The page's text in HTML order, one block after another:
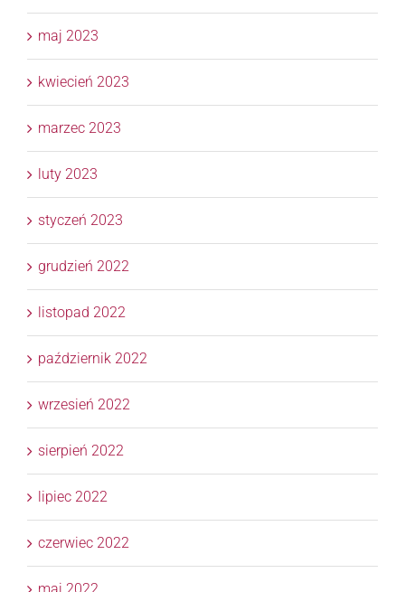
maj 2023
kwiecień 2023
marzec 2023
luty 2023
styczeń 2023
grudzień 2022
listopad 2022
październik 2022
wrzesień 2022
sierpień 2022
lipiec 2022
czerwiec 2022